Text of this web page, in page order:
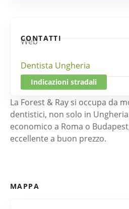
CONTATTI
Web
Dentista Ungheria
Indicazioni stradali
La Forest & Ray si occupa da
dentistici, non solo in
economico a Roma o
eccellente a buon prezzo.
MAPPA